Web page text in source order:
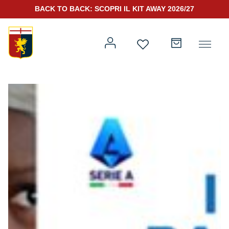
Prima squadra
Prima squadra
Genoa for Special
Kit Gara 2026/27
Rappresentanza
Kit Gara 25/26
BACK TO BACK: SCOPRI IL KIT AWAY 2026/27